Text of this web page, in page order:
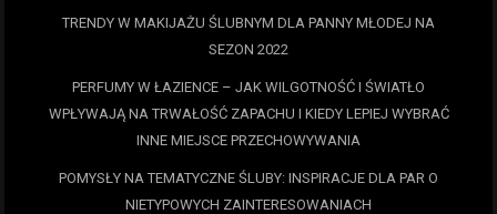
TRENDY W MAKIJAŻU ŚLUBNYM DLA PANNY MŁODEJ NA
SEZON 2022
PERFUMY W ŁAZIENCE – JAK WILGOTNOŚĆ I ŚWIATŁO
WPŁYWAJĄ NA TRWAŁOŚĆ ZAPACHU I KIEDY LEPIEJ WYBRAĆ
INNE MIEJSCE PRZECHOWYWANIA
POMYSŁY NA TEMATYCZNE ŚLUBY: INSPIRACJE DLA PAR O
NIETYPOWYCH ZAINTERESOWANIACH